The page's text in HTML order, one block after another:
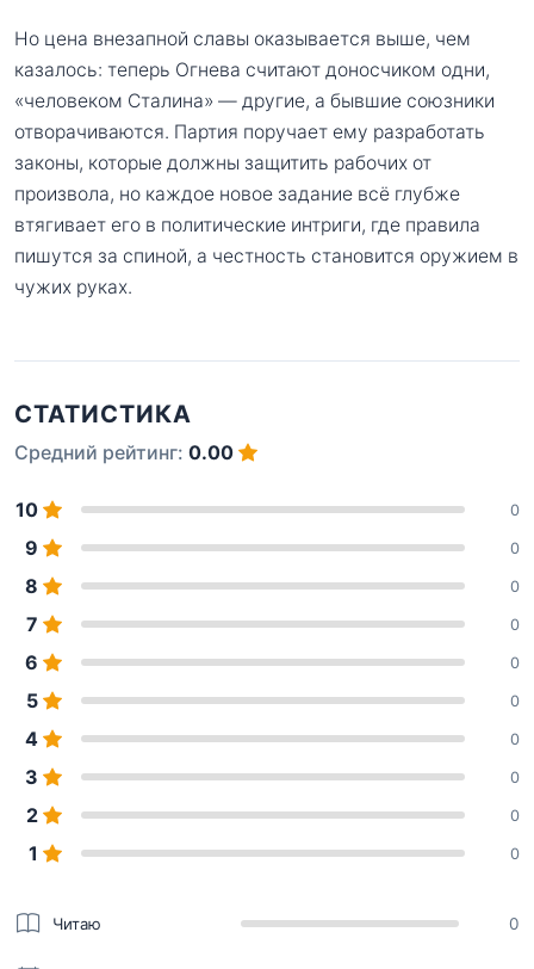
Но цена внезапной славы оказывается выше, чем
казалось: теперь Огнева считают доносчиком одни,
«человеком Сталина» — другие, а бывшие союзники
отворачиваются. Партия поручает ему разработать
законы, которые должны защитить рабочих от
произвола, но каждое новое задание всё глубже
втягивает его в политические интриги, где правила
пишутся за спиной, а честность становится оружием в
чужих руках.
СТАТИСТИКА
Средний рейтинг: 0.00
10 0
9 0
8 0
7 0
6 0
5 0
4 0
3 0
2 0
1 0
Читаю 0